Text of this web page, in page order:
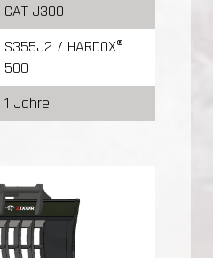
CAT J300
S355J2 / HARDOX®
500
1 Jahre